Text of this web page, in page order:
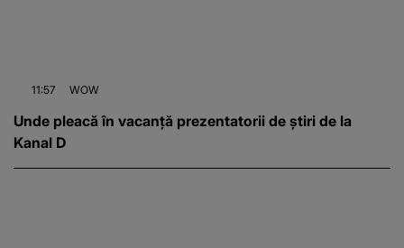
11:57 WOW
Unde pleacă în vacanță prezentatorii de știri de la
Kanal D